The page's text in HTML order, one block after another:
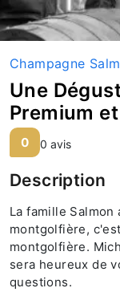
Champagne
Une
Premium
0 0 avis
Description
La famille
montgolfière,
montgolfière.
sera heureux de
questions.